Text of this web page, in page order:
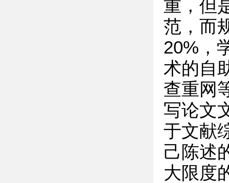
重，但
范，而
20%，
术的自
查重网
写论文
于文献
己陈述
大限度